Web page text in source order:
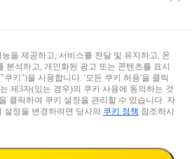
을 제공하고, 서비스를 전달 및 유지하고, 온
분석하고, 개인화된 광고 또는 콘텐츠를 표시
키")을 사용합니다. '모든 쿠키 허용'을 클릭
제3자(있는 경우)의 쿠키 사용에 동의하는 것
클릭하여 쿠키 설정을 관리할 수 있습니다. 자
정을 변경하려면 당사의 쿠키 정책 참조하시